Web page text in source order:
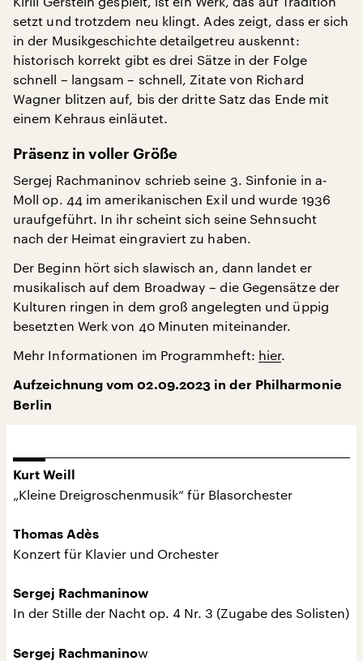
setzt und trotzdem neu klingt. Ades zeigt, dass er sich
in der Musikgeschichte detailgetreu auskennt:
historisch korrekt gibt es drei Sätze in der Folge
schnell – langsam – schnell, Zitate von Richard
Wagner blitzen auf, bis der dritte Satz das Ende mit
einem Kehraus einläutet.
Präsenz in voller Größe
Sergej Rachmaninov schrieb seine 3. Sinfonie in a-
Moll op. 44 im amerikanischen Exil und wurde 1936
uraufgeführt. In ihr scheint sich seine Sehnsucht
nach der Heimat eingraviert zu haben.
Der Beginn hört sich slawisch an, dann landet er
musikalisch auf dem Broadway – die Gegensätze der
Kulturen ringen in dem groß angelegten und üppig
besetzten Werk von 40 Minuten miteinander.
Mehr Informationen im Programmheft: hier.
Aufzeichnung vom 02.09.2023 in der Philharmonie
Berlin
Kurt Weill
„Kleine Dreigroschenmusik“ für Blasorchester
Thomas Adès
Konzert für Klavier und Orchester
Sergej Rachmaninow
In der Stille der Nacht op. 4 Nr. 3 (Zugabe des Solisten)
Sergej Rachmaninow